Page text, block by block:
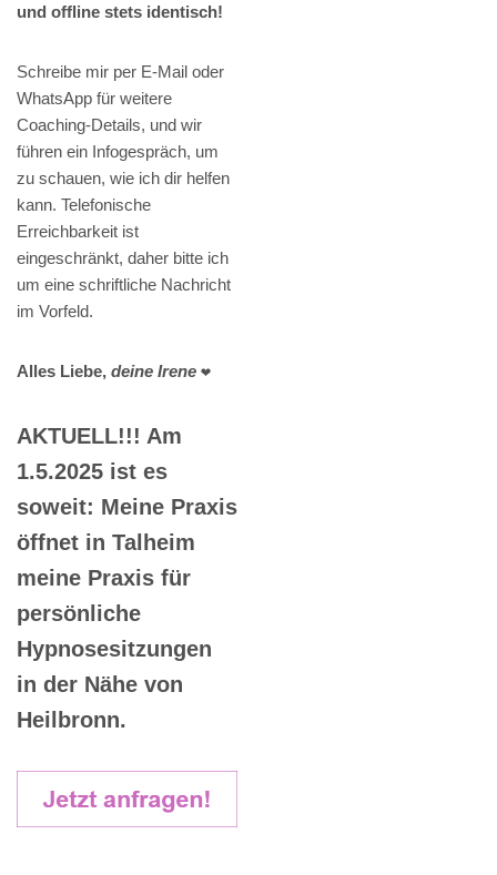
und offline stets identisch!
Schreibe mir per E-Mail oder
WhatsApp für weitere
Coaching-Details, und wir
führen ein Infogespräch, um
zu schauen, wie ich dir helfen
kann. Telefonische
Erreichbarkeit ist
eingeschränkt, daher bitte ich
um eine schriftliche Nachricht
im Vorfeld.
Alles Liebe, deine Irene ❤️
AKTUELL!!! Am
1.5.2025 ist es
soweit: Meine Praxis
öffnet in Talheim
meine Praxis für
persönliche
Hypnosesitzungen
in der Nähe von
Heilbronn.